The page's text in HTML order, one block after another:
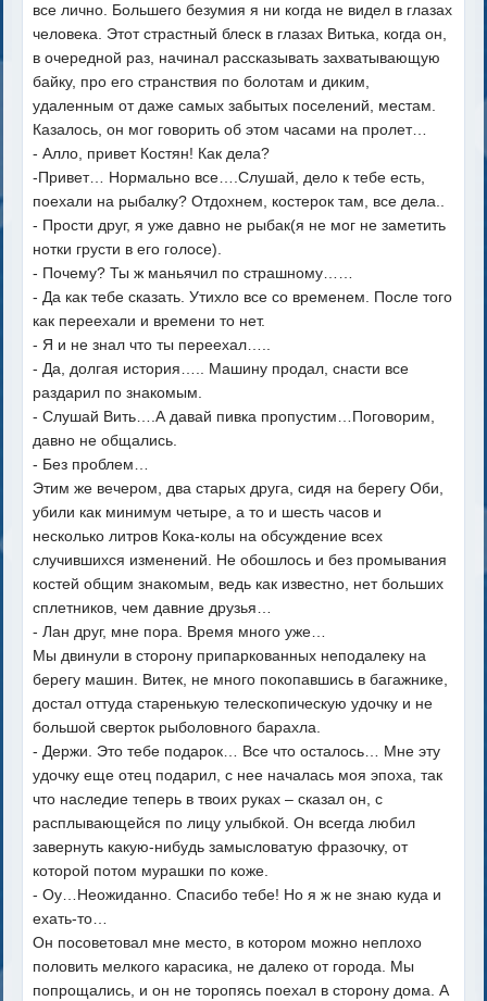
все лично. Большего безумия я ни когда не видел в глазах
человека. Этот страстный блеск в глазах Витька, когда он,
в очередной раз, начинал рассказывать захватывающую
байку, про его странствия по болотам и диким,
удаленным от даже самых забытых поселений, местам.
Казалось, он мог говорить об этом часами на пролет…
- Алло, привет Костян! Как дела?
-Привет… Нормально все….Слушай, дело к тебе есть,
поехали на рыбалку? Отдохнем, костерок там, все дела..
- Прости друг, я уже давно не рыбак(я не мог не заметить
нотки грусти в его голосе).
- Почему? Ты ж маньячил по страшному……
- Да как тебе сказать. Утихло все со временем. После того
как переехали и времени то нет.
- Я и не знал что ты переехал…..
- Да, долгая история….. Машину продал, снасти все
раздарил по знакомым.
- Слушай Вить….А давай пивка пропустим…Поговорим,
давно не общались.
- Без проблем…
Этим же вечером, два старых друга, сидя на берегу Оби,
убили как минимум четыре, а то и шесть часов и
несколько литров Кока-колы на обсуждение всех
случившихся изменений. Не обошлось и без промывания
костей общим знакомым, ведь как известно, нет больших
сплетников, чем давние друзья…
- Лан друг, мне пора. Время много уже…
Мы двинули в сторону припаркованных неподалеку на
берегу машин. Витек, не много покопавшись в багажнике,
достал оттуда старенькую телескопическую удочку и не
большой сверток рыболовного барахла.
- Держи. Это тебе подарок… Все что осталось… Мне эту
удочку еще отец подарил, с нее началась моя эпоха, так
что наследие теперь в твоих руках – сказал он, с
расплывающейся по лицу улыбкой. Он всегда любил
завернуть какую-нибудь замысловатую фразочку, от
которой потом мурашки по коже.
- Оу…Неожиданно. Спасибо тебе! Но я ж не знаю куда и
ехать-то…
Он посоветовал мне место, в котором можно неплохо
половить мелкого карасика, не далеко от города. Мы
попрощались, и он не торопясь поехал в сторону дома. А